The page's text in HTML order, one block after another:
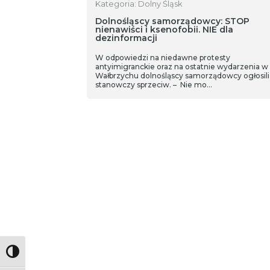
Toggle High Contrast
Kategoria: Dolny Śląsk
Dolnośląscy samorządowcy: STOP
nienawiści i ksenofobii. NIE dla
dezinformacji
W odpowiedzi na niedawne protesty
antyimigranckie oraz na ostatnie wydarzenia w
Wałbrzychu dolnośląscy samorządowcy ogłosili
stanowczy sprzeciw. – Nie mo…